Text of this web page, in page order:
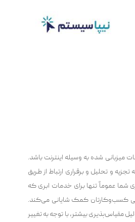
شده به وسیله اینترنت باشد.
‌و ‌تحلیل و برقراری ارتباط از طریق
شما عموماً تنها برای خدمات ابری که
کسب‌وکارتان کمک شایانی می‌کند.
مقیاس‌پذیری بیشتر، با توجه به تغییر